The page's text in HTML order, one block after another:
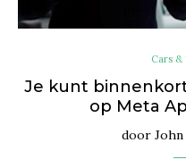
Cars
Je kunt
op Meta
door John